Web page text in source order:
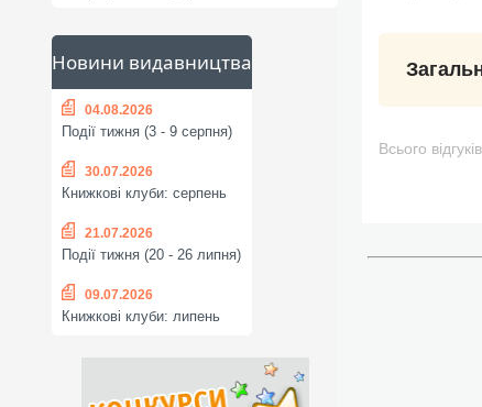
Новини видавництва
04.08.2026
Події тижня (3 - 9 серпня)
30.07.2026
Книжкові клуби: серпень
21.07.2026
Події тижня (20 - 26 липня)
09.07.2026
Книжкові клуби: липень
Всього